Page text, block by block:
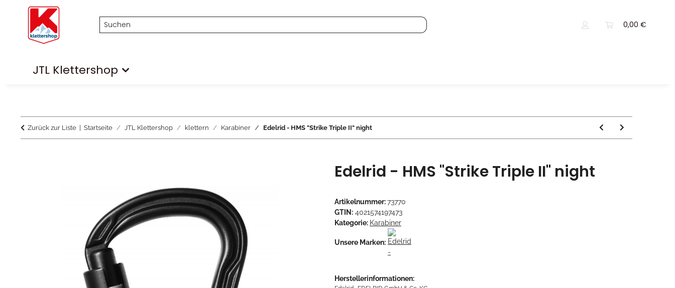
0,00 €
JTL Klettershop
Zurück zur Liste Startseite JTL Klettershop klettern Karabiner Edelrid - HMS "Strike Triple II" night
Edelrid - HMS "Strike Triple II" night
Artikelnummer:73770
GTIN: 4021574197473
Kategorie: Karabiner
Unsere Marken:
Herstellerinformationen: